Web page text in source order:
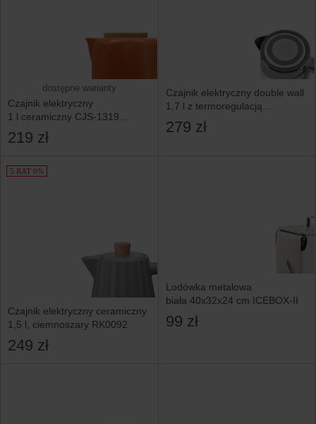
dostępne warianty
Czajnik elektryczny
1 l ceramiczny CJS-1319
OPTIMUM
219 zł
Czajnik elektryczny double wall
1,7 l z termoregulacją
biały RK3170
279 zł
5 RAT 0%
Czajnik elektryczny ceramiczny
1,5 l, ciemnoszary RK0092
249 zł
Lodówka metalowa
biała 40x32x24 cm ICEBOX-II
99 zł